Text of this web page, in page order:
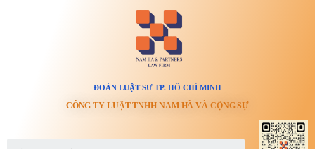
ĐOÀN LUẬT SƯ TP. HỒ CHÍ MINH
CÔNG TY LUẬT TNHH NAM HÀ VÀ CỘNG SỰ